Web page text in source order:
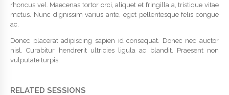
rhoncus vel. Maecenas tortor orci, aliquet et fringilla a, tristique vitae
metus. Nunc dignissim varius ante, eget pellentesque felis congue
ac.
Donec placerat adipiscing sapien id consequat. Donec nec auctor
nisl. Curabitur hendrerit ultricies ligula ac blandit. Praesent non
vulputate turpis.
RELATED SESSIONS